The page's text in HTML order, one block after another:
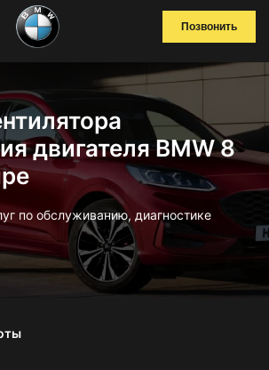
Позвонить
двигателя BMW 8
по обслуживанию, диагностике